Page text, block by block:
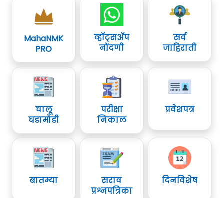
MahaNMK
PRO
व्हॉट्सॲप
नोंदणी
सर्व
जाहिराती
चालू
घडामोडी
परीक्षा
निकाल
प्रवेशपत्र
बातम्या
सराव
प्रश्नपत्रिका
दिनविशेष